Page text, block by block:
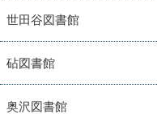
世田谷図書館
砧図書館
奥沢図書館